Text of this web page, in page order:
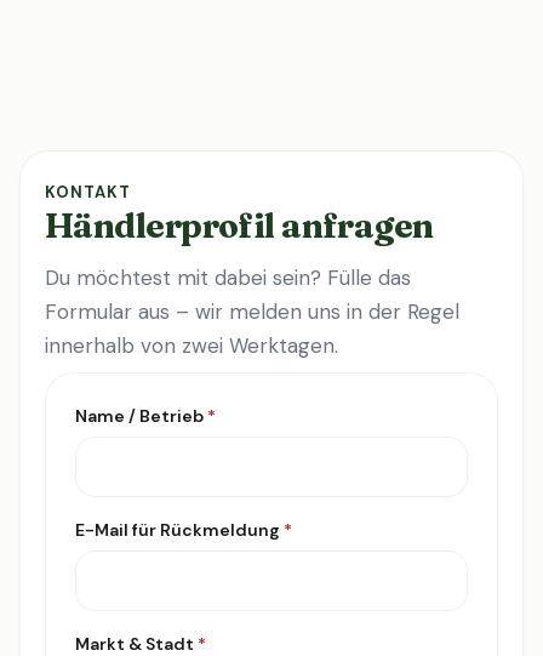
KONTAKT
Händlerprofil anfragen
Du möchtest mit dabei sein? Fülle das
Formular aus – wir melden uns in der Regel
innerhalb von zwei Werktagen.
Name / Betrieb *
E-Mail für Rückmeldung *
Markt & Stadt *